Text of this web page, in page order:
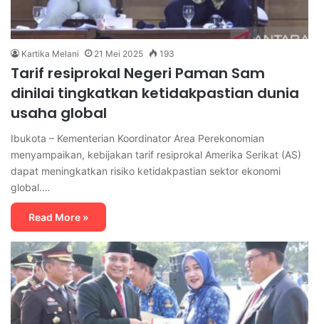
Kartika Melani 21 Mei 2025 193
Tarif resiprokal Negeri Paman Sam
dinilai tingkatkan ketidakpastian dunia
usaha global
Ibukota – Kementerian Koordinator Area Perekonomian
menyampaikan, kebijakan tarif resiprokal Amerika Serikat (AS)
dapat meningkatkan risiko ketidakpastian sektor ekonomi
global.…
Read More »